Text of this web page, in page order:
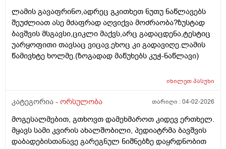
ლამის გავაფრინო,ადრეც გკითხეთ ნუთუ ნაწლავებს
შეუძლიათ ასე მძაფრად აღვიქვა მოძრაობა?ზუსტად
ბავშვის მსგავსი,ციკლი მაქვს,არც გადაცდენა,ტესტიც
უარყოფითი თავსაც ვიცავ.ეხოც კი გადავიღე.ლამის
წამივხტე ხოლმე.(ზოგადად მაწუხებს კუჭ-ნაწლავი)
იხილეთპასუხი
კატეგორია - ორსულობა თარიღი :04-02-2026
მოგესალმებით, გთხოვთ დამეხმაროთ კიდევ ერთხელ.
მყავს სამი კვირის ახალშობილი, პედიატრმა ბავშვის
დაბადებისთანავე გარეგნულ ნიშნებზე დაყრდნობით